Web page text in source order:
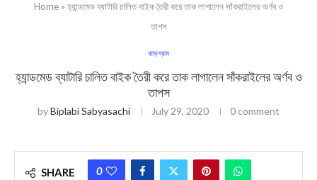
Home » হ্যান্ডমেড ব্যাটারি চালিত বাইক তৈরী করে তাক লাগালেন সাঁকর‍াইলের অর্ণব ও
তাপস
ঝাড়গ্রাম
হ্যান্ডমেড ব্যাটারি চালিত বাইক তৈরী করে তাক লাগালেন সাঁকর‍াইলের অর্ণব ও
তাপস
byBiplabi Sabyasachi July 29, 2020 0 comment
SHARE 0